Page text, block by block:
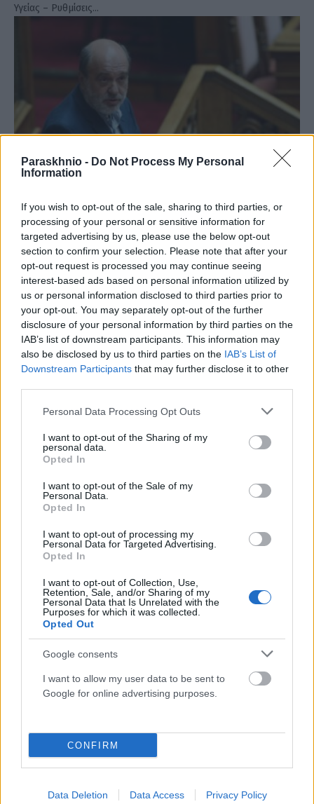
Paraskhnio - Do Not Process My Personal
Information
If you wish to opt-out of the sale, sharing to third parties, or
processing of your personal or sensitive information for
targeted advertising by us, please use the below opt-out
section to confirm your selection. Please note that after your
opt-out request is processed you may continue seeing
interest-based ads based on personal information utilized by
us or personal information disclosed to third parties prior to
your opt-out. You may separately opt-out of the further
disclosure of your personal information by third parties on the
IAB’s list of downstream participants. This information may
also be disclosed by us to third parties on the IAB’s List of
Downstream Participants that may further disclose it to other
Please note that this website/app uses one or more Google
not limited to your visit or usage behaviour. You may click to
grant or deny consent to Google and its third-party tags to
use your data for below specified purposes in below Google
consent section.
Personal Data Processing Opt Outs
I want to opt-out of the Sharing of my
personal data.
Opted In
I want to opt-out of the Sale of my
Personal Data.
Opted In
I want to opt-out of processing my
Personal Data for Targeted Advertising.
Opted In
I want to opt-out of Collection, Use,
Retention, Sale, and/or Sharing of my
Personal Data that Is Unrelated with the
Purposes for which it was collected.
Opted Out
Google consents
I want to allow my user data to be sent to
Google for online advertising purposes.
CONFIRM
Data Deletion Data Access Privacy Policy
Υγείας – Ρυθμίσεις…
Στο ιατρείο της βουλής ο Τρύφωνας Αλεξιάδης – Τι
συνέβη
ΑΝΑΡΤΗΘΗΚΕ ΑΠΟΕΛΕΑΝΑ ΖΑΜΠΑΡΑ 18 ΝΟΕΜΒΡΊΟΥ 2021
Ο βουλευτής του ΣΥΡΙΖΑ, Τρύφωνας Αλεξιάδης μεταφέρθηκε, στο
ιατρείο της Βουλής καθώς όντας στο βήμα της Ολομέλειας,
ένιωσε ξαφνική αδιαθεσία…
Ανάστατη η Άρτα: 54χρονος βρέθηκε μαχαιρωμένος
στο ιατρείο του
ΑΝΑΡΤΗΘΗΚΕ ΑΠΟΕΛΕΑΝΑ ΖΑΜΠΑΡΑ 23 ΟΚΤΩΒΡΊΟΥ 2021
Στο νοσοκομείο της Άρτας νοσηλεύεται ιδιώτης γιατρός που
βρέθηκε μαχαιρωμένος, το βράδυ του Σαββάτου, μέσα στο
ιατρείο που διατηρεί. Σύμφωνα…
ΣΧΕΤΙΚΑ ΜΕ ΕΜΑΣ